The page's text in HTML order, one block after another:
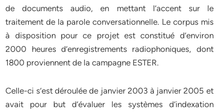
de documents audio, en mettant l’accent sur le
traitement de la parole conversationnelle. Le corpus mis
à disposition pour ce projet est constitué d’environ
2000 heures d’enregistrements radiophoniques, dont
1800 proviennent de la campagne ESTER.
Celle-ci s’est déroulée de janvier 2003 à janvier 2005 et
avait pour but d’évaluer les systèmes d’indexation